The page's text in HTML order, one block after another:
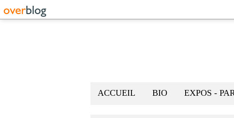
ACCUEIL BIO EXPOS -